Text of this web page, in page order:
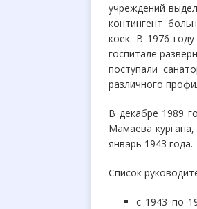
учреждений
контингент
коек. В 1976
госпитале
поступали
различного
В декабре 1989
Мамаева
январь 1943 года.
Список
с 1943 по